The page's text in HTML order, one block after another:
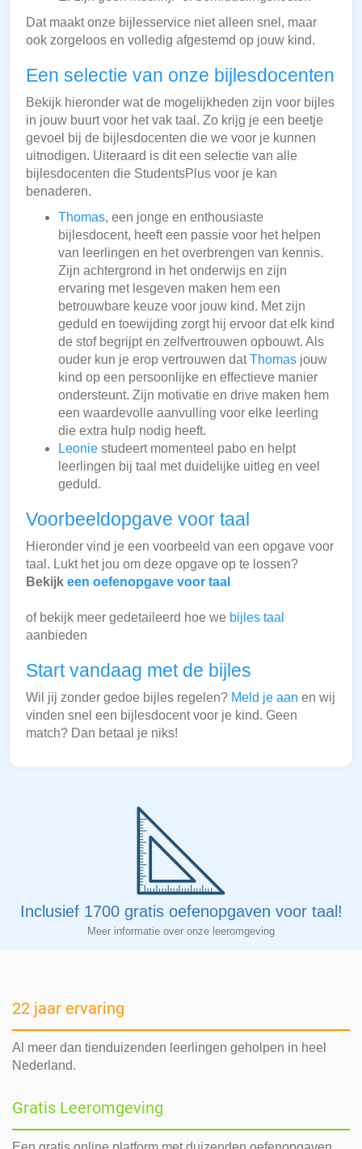
Dat maakt onze bijlesservice niet alleen snel, maar
ook zorgeloos en volledig afgestemd op jouw kind.
Een selectie van onze bijlesdocenten
Bekijk hieronder wat de mogelijkheden zijn voor bijles
in jouw buurt voor het vak taal. Zo krijg je een beetje
gevoel bij de bijlesdocenten die we voor je kunnen
uitnodigen. Uiteraard is dit een selectie van alle
bijlesdocenten die StudentsPlus voor je kan
benaderen.
Thomas, een jonge en enthousiaste
bijlesdocent, heeft een passie voor het helpen
van leerlingen en het overbrengen van kennis.
Zijn achtergrond in het onderwijs en zijn
ervaring met lesgeven maken hem een
betrouwbare keuze voor jouw kind. Met zijn
geduld en toewijding zorgt hij ervoor dat elk kind
de stof begrijpt en zelfvertrouwen opbouwt. Als
ouder kun je erop vertrouwen datThomas jouw
kind op een persoonlijke en effectieve manier
ondersteunt. Zijn motivatie en drive maken hem
een waardevolle aanvulling voor elke leerling
die extra hulp nodig heeft.
Leonie studeert momenteel pabo en helpt
leerlingen bij taal met duidelijke uitleg en veel
geduld.
Voorbeeldopgave voor taal
Hieronder vind je een voorbeeld van een opgave voor
taal. Lukt het jou om deze opgave op te lossen?
Bekijk een oefenopgave voor taal
of bekijk meer gedetaileerd hoe we bijles taal
aanbieden
Start vandaag met de bijles
Wil jij zonder gedoe bijles regelen? Meld je aan en wij
vinden snel een bijlesdocent voor je kind. Geen
match? Dan betaal je niks!
Inclusief 1700 gratis oefenopgaven voor taal!
Meer informatie over onze leeromgeving
22 jaar ervaring
Al meer dan tienduizenden leerlingen geholpen in heel
Nederland.
Gratis Leeromgeving